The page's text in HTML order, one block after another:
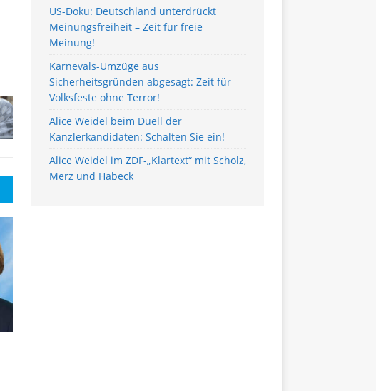
US-Doku: Deutschland unterdrückt
Meinungsfreiheit – Zeit für freie
Meinung!
Karnevals-Umzüge aus
Sicherheitsgründen abgesagt: Zeit für
Volksfeste ohne Terror!
Alice Weidel beim Duell der
Kanzlerkandidaten: Schalten Sie ein!
Alice Weidel im ZDF-„Klartext“ mit Scholz,
Merz und Habeck